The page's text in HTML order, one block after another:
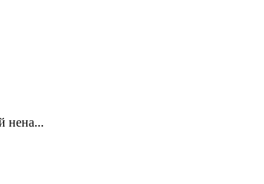
нена...